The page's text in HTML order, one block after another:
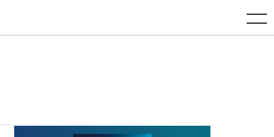
toggle navigation